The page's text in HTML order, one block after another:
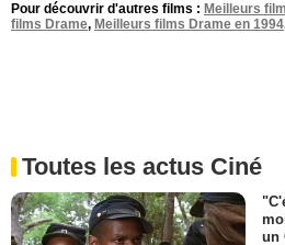
Pour découvrir d'autres films : Meilleurs
films Drame, Meilleurs films Drame en 1994
Toutes les actus Ciné
un